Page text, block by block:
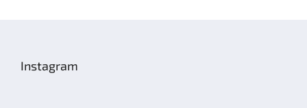
Instagram